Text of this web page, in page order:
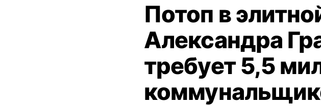
Потоп в
Александра
требует 5,5